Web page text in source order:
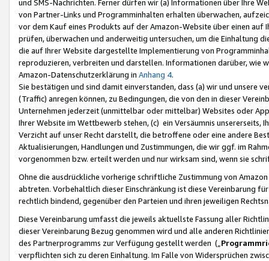
und SMS-Nachrichten. Ferner dürfen wir (a) Informationen über Ihre
von Partner-Links und Programminhalten erhalten überwachen,
vor dem Kauf eines Produkts auf der Amazon-Website über einen
prüfen, überwachen und anderweitig untersuchen, um die Einhaltung
die auf Ihrer Website dargestellte Implementierung von
reproduzieren, verbreiten und darstellen. Informationen darüber, wie
Amazon-Datenschutzerklärung in Anhang 4.
Sie bestätigen und sind damit einverstanden, dass (a) wir und
(Traffic) anregen können, zu Bedingungen, die von den in dieser
Unternehmen jederzeit (unmittelbar oder mittelbar) Websites oder
Ihrer Website im Wettbewerb stehen, (c) ein Versäumnis unsererseits,
Verzicht auf unser Recht darstellt, die betroffene oder eine andere
Aktualisierungen, Handlungen und Zustimmungen, die wir ggf. im
vorgenommen bzw. erteilt werden und nur wirksam sind, wenn sie
Ohne die ausdrückliche vorherige schriftliche Zustimmung von
abtreten. Vorbehaltlich dieser Einschränkung ist diese Vereinbarung
rechtlich bindend, gegenüber den Parteien und ihren jeweiligen
Diese Vereinbarung umfasst die jeweils aktuellste Fassung aller
dieser Vereinbarung Bezug genommen wird und alle anderen
des Partnerprogramms zur Verfügung gestellt werden („
verpflichten sich zu deren Einhaltung. Im Falle von Widersprüchen